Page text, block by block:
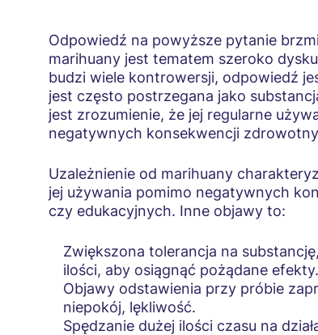
Odpowiedź na powyższe pytanie
marihuany jest tematem szeroko
budzi wiele kontrowersji, odpowiedź
jest często postrzegana jako
jest zrozumienie, że jej regularne
negatywnych konsekwencji
Uzależnienie od marihuany
jej używania pomimo negatywnych
czy edukacyjnych. Inne objawy to:
Zwiększona tolerancja na
ilości, aby osiągnąć pożądane efekty.
Objawy odstawienia przy próbie
niepokój, lękliwość.
Spędzanie dużej ilości czasu na